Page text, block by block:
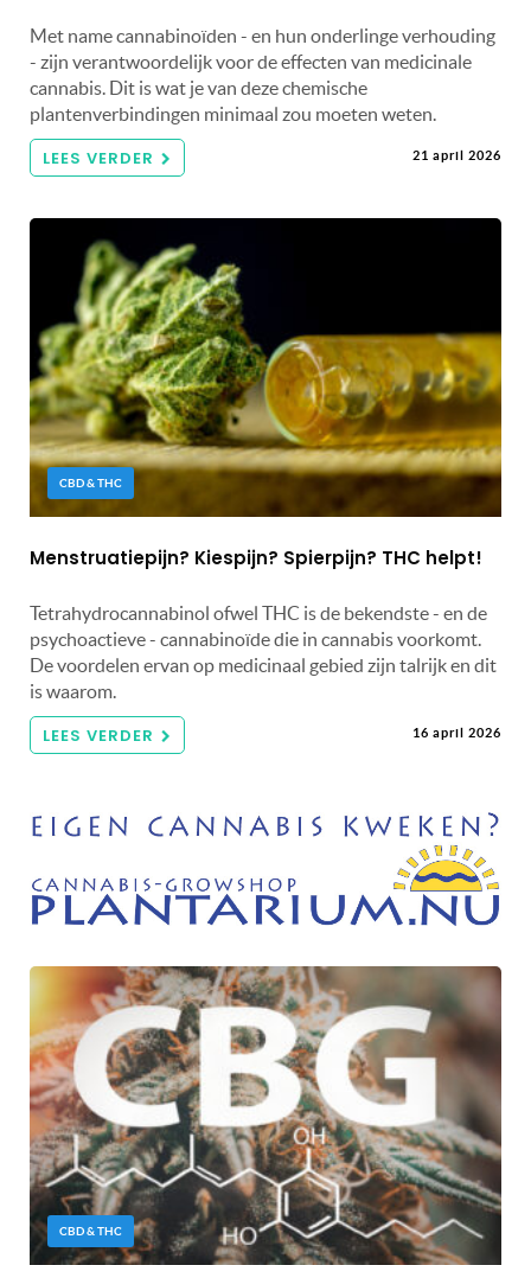
Met name cannabinoïden - en hun onderlinge verhouding
- zijn verantwoordelijk voor de effecten van medicinale
cannabis. Dit is wat je van deze chemische
plantenverbindingen minimaal zou moeten weten.
LEES VERDER 21 april 2026
CBD & THC
Menstruatiepijn? Kiespijn? Spierpijn? THC helpt!
Tetrahydrocannabinol ofwel THC is de bekendste - en de
psychoactieve - cannabinoïde die in cannabis voorkomt.
De voordelen ervan op medicinaal gebied zijn talrijk en dit
is waarom.
LEES VERDER 16 april 2026
CBD & THC